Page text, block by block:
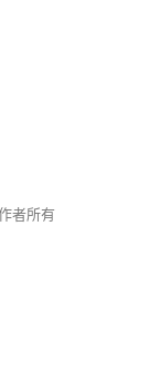
者所有